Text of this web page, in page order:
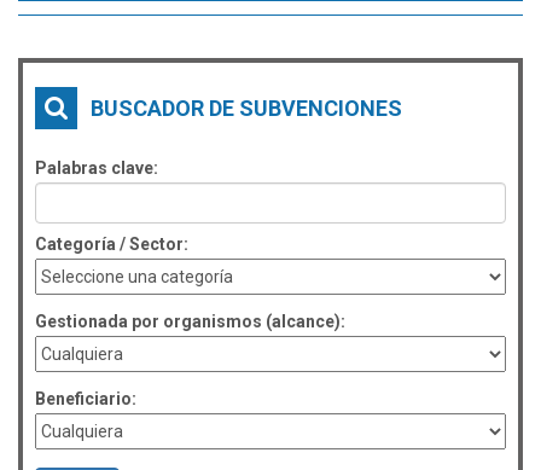
BUSCADOR DE SUBVENCIONES
Palabras clave:
Categoría / Sector:
Gestionada por organismos (alcance):
Beneficiario: